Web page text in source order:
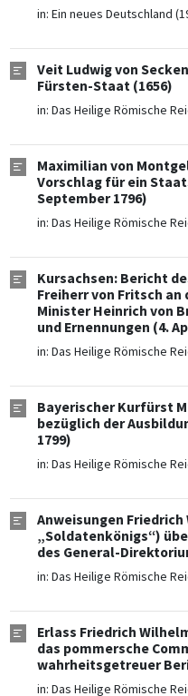
in: Ein neues Deutschland
Veit Ludwig von
Fürsten-Staat (1656)
in: Das Heilige Römische
Maximilian von
Vorschlag für ein
September 1796)
in: Das Heilige Römische
Kursachsen: Bericht
Freiherr von Fritsch
Minister Heinrich von
und Ernennungen (4.
in: Das Heilige Römische
Bayerischer Kurfürst
bezüglich der
1799)
in: Das Heilige Römische
Anweisungen Friedrich
„Soldatenkönigs“)
des General-
in: Das Heilige Römische
Erlass Friedrich
das pommersche
wahrheitsgetreuer
in: Das Heilige Römische